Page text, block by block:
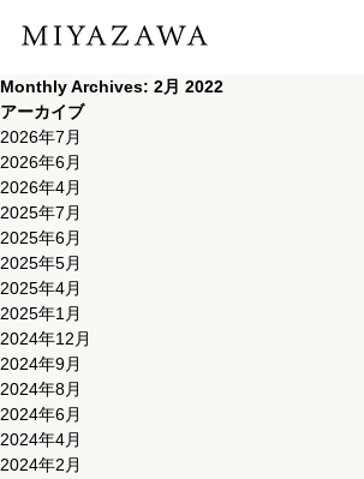
Monthly Archives: 2月 2022
アーカイブ
2026年7月
2026年6月
2026年4月
2025年7月
2025年6月
2025年5月
2025年4月
2025年1月
2024年12月
2024年9月
2024年8月
2024年6月
2024年4月
2024年2月